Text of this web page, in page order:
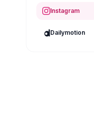
Instagram
Dailymotion